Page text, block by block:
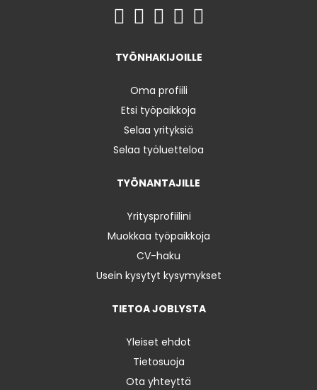
TYÖNHAKIJOILLE
Oma profiili
Etsi työpaikkoja
Selaa yrityksiä
Selaa työluetteloa
TYÖNANTAJILLE
Yritysprofiilini
Muokkaa työpaikkoja
CV-haku
Usein kysytyt kysymykset
TIETOA JOBLYSTA
Yleiset ehdot
Tietosuoja
Ota yhteyttä